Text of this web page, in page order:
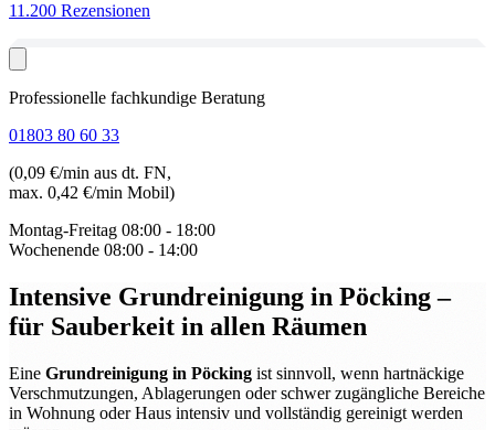
11.200 Rezensionen
Professionelle fachkundige Beratung
01803 80 60 33
(0,09 €/min aus dt. FN,
max. 0,42 €/min Mobil)
Montag-Freitag 08:00 - 18:00
Wochenende 08:00 - 14:00
Intensive Grundreinigung in Pöcking–
für Sauberkeit in allen Räumen
Eine Grundreinigung in Pöcking ist sinnvoll, wenn hartnäckige
Verschmutzungen, Ablagerungen oder schwer zugängliche Bereiche
in Wohnung oder Haus intensiv und vollständig gereinigt werden